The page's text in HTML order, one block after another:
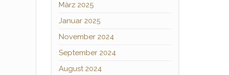
März 2025
Januar 2025
November 2024
September 2024
August 2024